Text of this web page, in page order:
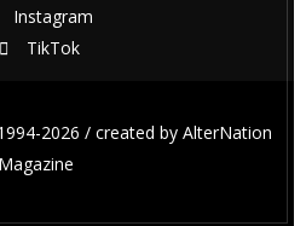
Instagram
TikTok
2026 / created by AlterNation
Magazine